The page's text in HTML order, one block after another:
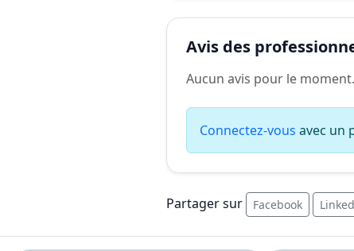
Avis des
Aucun avis pour le moment.
Connectez-vous avec un
Partager sur Facebook